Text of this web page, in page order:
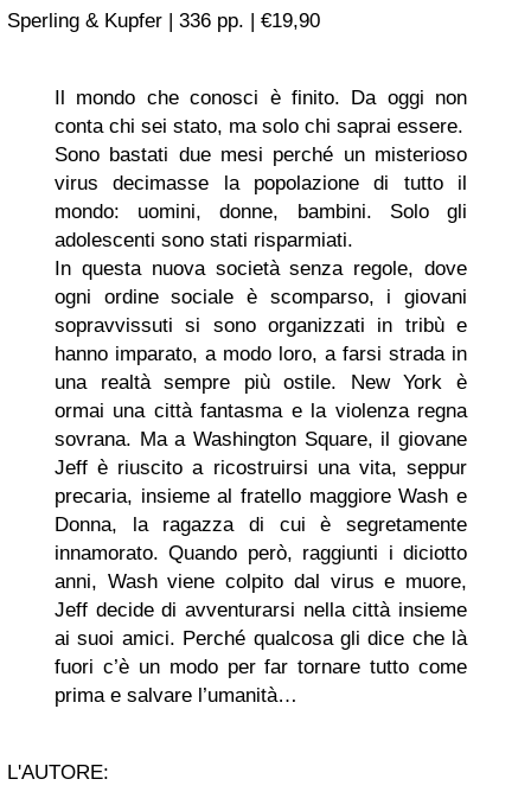
Sperling & Kupfer | 336 pp. | €19,90
Il mondo che conosci è finito. Da oggi non
conta chi sei stato, ma solo chi saprai essere.
Sono bastati due mesi perché un misterioso
virus decimasse la popolazione di tutto il
mondo: uomini, donne, bambini. Solo gli
adolescenti sono stati risparmiati.
In questa nuova società senza regole, dove
ogni ordine sociale è scomparso, i giovani
sopravvissuti si sono organizzati in tribù e
hanno imparato, a modo loro, a farsi strada in
una realtà sempre più ostile. New York è
ormai una città fantasma e la violenza regna
sovrana. Ma a Washington Square, il giovane
Jeff è riuscito a ricostruirsi una vita, seppur
precaria, insieme al fratello maggiore Wash e
Donna, la ragazza di cui è segretamente
innamorato. Quando però, raggiunti i diciotto
anni, Wash viene colpito dal virus e muore,
Jeff decide di avventurarsi nella città insieme
ai suoi amici. Perché qualcosa gli dice che là
fuori c’è un modo per far tornare tutto come
prima e salvare l’umanità…
L'AUTORE: